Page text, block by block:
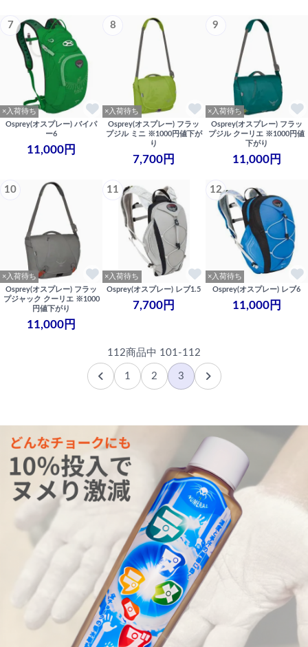
7
×入荷待ち
Osprey(オスプレー) バイパ
ー6
11,000円
8
×入荷待ち
Osprey(オスプレー) フラッ
プジル ミニ ※1000円値下が
り
7,700円
9
×入荷待ち
Osprey(オスプレー) フラッ
プジル クーリエ ※1000円値
下がり
11,000円
10
×入荷待ち
Osprey(オスプレー) フラッ
プジャック クーリエ ※1000
円値下がり
11,000円
11
×入荷待ち
Osprey(オスプレー) レブ1.5
7,700円
12
×入荷待ち
Osprey(オスプレー) レブ6
11,000円
112商品中 101-112
1 2 3